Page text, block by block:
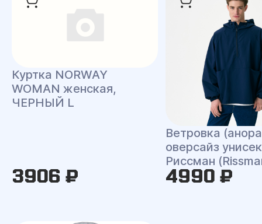
Куртка NORWAY
WOMAN женская,
ЧЕРНЫЙ L
3906 ₽
Ветровка
оверсайз
Риссман
4990 ₽